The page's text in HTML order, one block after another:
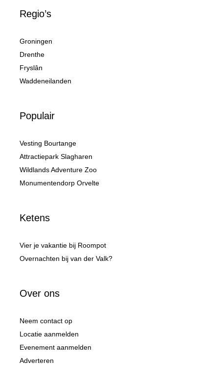
Regio’s
Groningen
Drenthe
Fryslân
Waddeneilanden
Populair
Vesting Bourtange
Attractiepark Slagharen
Wildlands Adventure Zoo
Monumentendorp Orvelte
Ketens
Vier je vakantie bij Roompot
Overnachten bij van der Valk?
Over ons
Neem contact op
Locatie aanmelden
Evenement aanmelden
Adverteren